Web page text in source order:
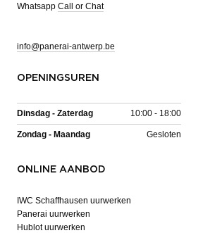
Whatsapp Call or Chat
info@panerai-antwerp.be
OPENINGSUREN
Dinsdag - Zaterdag 10:00 - 18:00
Zondag - Maandag Gesloten
ONLINE AANBOD
IWC Schaffhausen uurwerken
Panerai uurwerken
Hublot uurwerken